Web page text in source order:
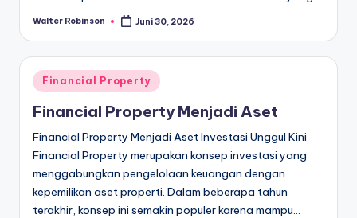
Posted
Walter Robinson Juni 30, 2026
Posted
in
Financial Property
Financial Property Menjadi Aset
Financial Property Menjadi Aset Investasi Unggul Kini
Financial Property merupakan konsep investasi yang
menggabungkan pengelolaan keuangan dengan
kepemilikan aset properti. Dalam beberapa tahun
terakhir, konsep ini semakin populer karena mampu…